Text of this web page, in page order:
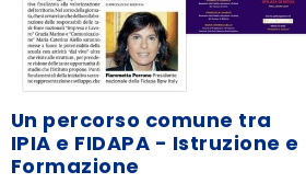
Un percorso comune tra
IPIA e FIDAPA - Istruzione e
Formazione